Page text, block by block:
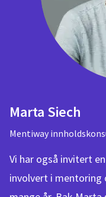
Marta Siech
Mentiway
Vi har også invitert
involvert i mentoring